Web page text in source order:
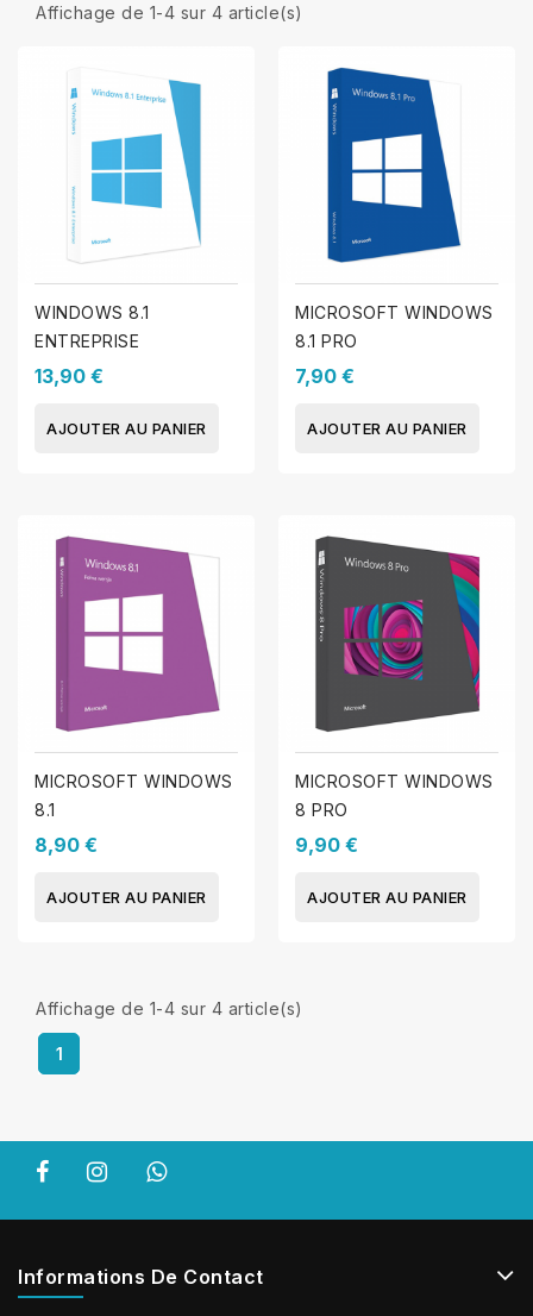
Affichage de 1-4 sur 4 article(s)
WINDOWS 8.1
ENTREPRISE
13,90 €
AJOUTER AU PANIER
MICROSOFT WINDOWS
8.1 PRO
7,90 €
AJOUTER AU PANIER
MICROSOFT WINDOWS
8.1
8,90 €
AJOUTER AU PANIER
MICROSOFT WINDOWS
8 PRO
9,90 €
AJOUTER AU PANIER
Affichage de 1-4 sur 4 article(s)
1
Informations De Contact